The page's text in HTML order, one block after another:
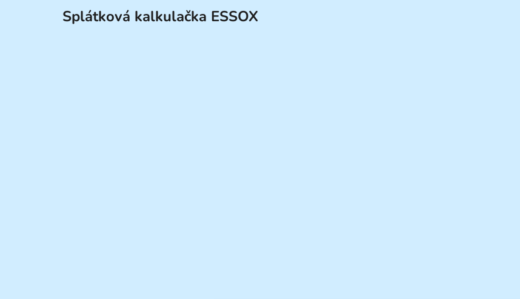
Splátková kalkulačka ESSOX